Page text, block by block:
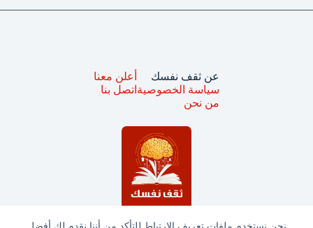
عن ثقف نفسك
سياسة الخصوصية
من نحن
أعلن معنا
اتصل بنا